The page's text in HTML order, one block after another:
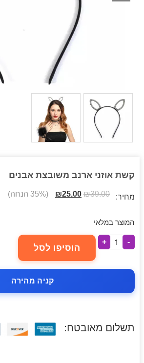
קשת אוזני ארנב משובצת אבנים
מחיר: ₪39.00
₪25.00 (35% הנחה)
המוצר במלאי
-
+
הוסיפו לסל
קניה מהירה
תשלום מאובטח: